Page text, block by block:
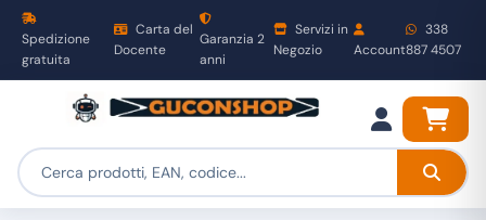
Spedizione
gratuita
Carta del
Docente
Garanzia 2
anni
Servizi in
Negozio
Account
338
887 4507